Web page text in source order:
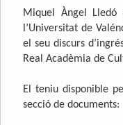
Miquel Àngel Lledó
l’Universitat de
el seu discurs
Real Acadèmia de
El teniu disponible
secció de documents: